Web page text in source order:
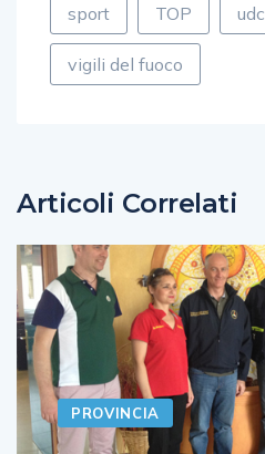
sport TOP udc
vigili del fuoco
Articoli Correlati
PROVINCIA